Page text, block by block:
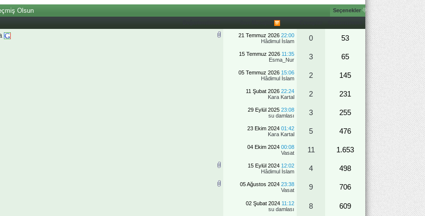
Olsun Seçenekler
21 Temmuz 2026 22:00
Hâdimul İslam
0
53
15 Temmuz 2026 11:35
Esma_Nur
3
65
05 Temmuz 2026 15:06
Hâdimul İslam
2
145
11 Şubat 2026 22:24
Kara Kartal
2
231
29 Eylül 2025 23:08
su damlası
3
255
23 Ekim 2024 01:42
Kara Kartal
5
476
04 Ekim 2024 00:08
Vasat
11
1.653
15 Eylül 2024 12:02
Hâdimul İslam
4 498
05 Ağustos 2024 23:38
Vasat
9 706
02 Şubat 2024 11:12
su damlası
8
609